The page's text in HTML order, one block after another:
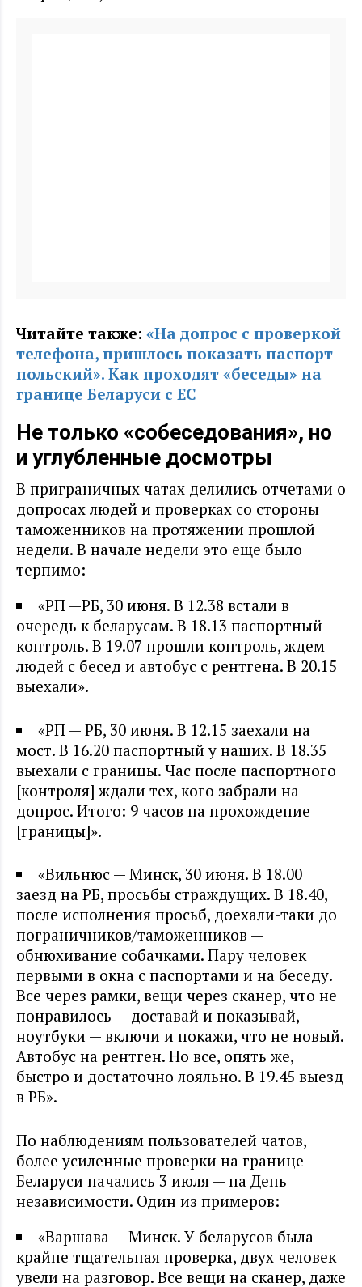
Читайте также: «На допрос с проверкой
телефона, пришлось показать паспорт
польский». Как проходят «беседы» на
границе Беларуси с ЕС
Не только «собеседования», но
и углубленные досмотры
В приграничных чатах делились отчетами о
допросах людей и проверках со стороны
таможенников на протяжении прошлой
недели. В начале недели это еще было
терпимо:
«РП —РБ, 30 июня. В 12.38 встали в
очередь к беларусам. В 18.13 паспортный
контроль. В 19.07 прошли контроль, ждем
людей с бесед и автобус с рентгена. В 20.15
выехали».
«РП — РБ, 30 июня. В 12.15 заехали на
мост. В 16.20 паспортный у наших. В 18.35
выехали с границы. Час после паспортного
[контроля] ждали тех, кого забрали на
допрос. Итого: 9 часов на прохождение
[границы]».
«Вильнюс — Минск, 30 июня. В 18.00
заезд на РБ, просьбы страждущих. В 18.40,
после исполнения просьб, доехали-таки до
пограничников/таможенников —
обнюхивание собачками. Пару человек
первыми в окна с паспортами и на беседу.
Все через рамки, вещи через сканер, что не
понравилось — доставай и показывай,
ноутбуки — включи и покажи, что не новый.
Автобус на рентген. Но все, опять же,
быстро и достаточно лояльно. В 19.45 выезд
в РБ».
По наблюдениям пользователей чатов,
более усиленные проверки на границе
Беларуси начались 3 июля — на День
независимости. Один из примеров:
«Варшава — Минск. У беларусов была
крайне тщательная проверка, двух человек
увели на разговор. Все вещи на сканер, даже